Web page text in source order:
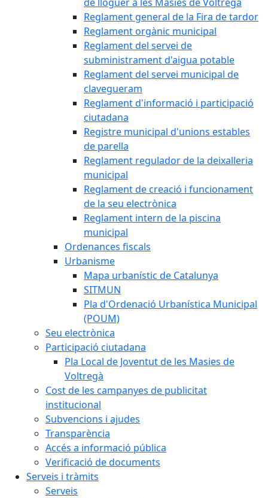
Reglament general de la Fira de tardor
Reglament orgànic municipal
Reglament del servei de
subministrament d'aigua potable
Reglament del servei municipal de
clavegueram
Reglament d'informació i participació
ciutadana
Registre municipal d'unions estables
de parella
Reglament regulador de la deixalleria
municipal
Reglament de creació i funcionament
de la seu electrònica
Reglament intern de la piscina
municipal
Ordenances fiscals
Urbanisme
Mapa urbanístic de Catalunya
SITMUN
Pla d'Ordenació Urbanística Municipal
(POUM)
Seu electrònica
Participació ciutadana
Pla Local de Joventut de les Masies de
Voltregà
Cost de les campanyes de publicitat
institucional
Subvencions i ajudes
Transparència
Accés a informació pública
Verificació de documents
Serveis i tràmits
Serveis